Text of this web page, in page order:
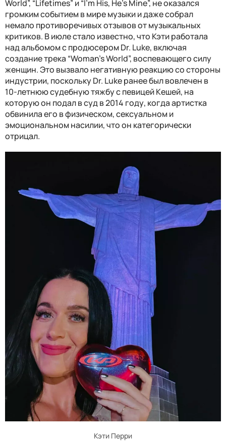
World”, “Lifetimes” и “I'm His, He's Mine”, не оказался
громким событием в мире музыки и даже собрал
немало противоречивых отзывов от музыкальных
критиков. В июле стало известно, что Кэти работала
над альбомом с продюсером Dr. Luke, включая
создание трека “Woman's World”, воспевающего силу
женщин. Это вызвало негативную реакцию со стороны
индустрии, поскольку Dr. Luke ранее был вовлечен в
10-летнюю судебную тяжбу с певицей Кешей, на
которую он подал в суд в 2014 году, когда артистка
обвинила его в физическом, сексуальном и
эмоциональном насилии, что он категорически
отрицал.
Кэти Перри